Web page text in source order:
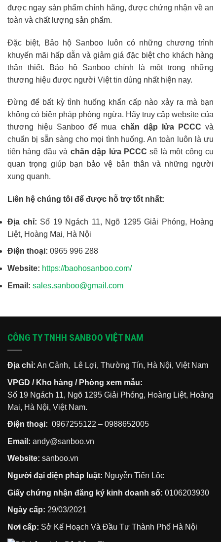
được ngay sản phẩm chính hãng, được chứng nhận về an
toàn và chất lượng sản phẩm.
Đặc biệt, Bảo hộ Sanboo luôn có những chương trình
khuyến mãi hấp dẫn và giảm giá đặc biệt cho khách hàng
thân thiết. Bảo hộ Sanboo chính là một trong những
thương hiệu được người Việt tin dùng nhất hiện nay.
Đừng để bất kỳ tình huống khẩn cấp nào xảy ra mà bạn
không có biện pháp phòng ngừa. Hãy truy cập website của
thương hiệu Sanboo để mua chăn dập lửa PCCC và
chuẩn bị sẵn sàng cho mọi tình huống. An toàn luôn là ưu
tiên hàng đầu và chăn dập lửa PCCC sẽ là một công cụ
quan trọng giúp bạn bảo vệ bản thân và những người
xung quanh.
Liên hệ chúng tôi để được hỗ trợ tốt nhất:
Địa chỉ: Số 19 Ngách 11, Ngõ 1295 Giải Phóng, Hoàng
Liệt, Hoàng Mai, Hà Nội
Điện thoại: 0965 996 288
Website: https://baohosanboo.com/
Email: sales.sanboo@gmail.com
CÔNG TY TNHH SANBOO VIỆT NAM
Địa chỉ: An Cảnh, Lê Lợi, Thường Tín, Hà Nội, Việt Nam
VPGD / Kho hàng / Phòng xem mẫu:
Số 19 Ngách 11, Ngõ 1295 Giải Phóng, Hoàng Liệt, Hoàng
Mai, Hà Nội, Việt Nam.
Điện thoại: 0967255122 – 0988652005
Email: andy@sanboo.vn
Website: sanboo.vn
Người đại diện pháp luật: Nguyễn Tiến Lộc
Giấy chứng nhận đăng ký kinh doanh số: 0106203930
Ngày cấp: 29/03/2021
Nơi cấp: Sở Kế Hoạch Và Đầu Tư Thành Phố Hà Nội